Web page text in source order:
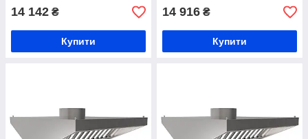
14 142 ₴
Купити
14 916 ₴
Купити